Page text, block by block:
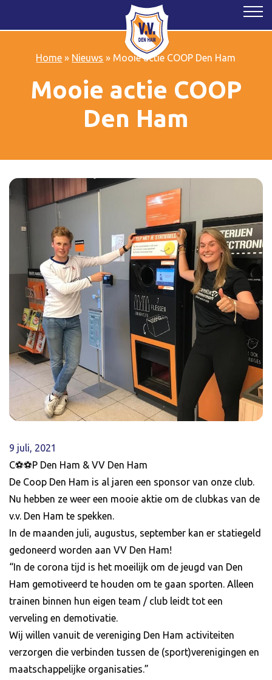
Home » Nieuws » Mooie actie COOP Den Ham
Mooie actie COOP
Den Ham
9 juli, 2021
C⚽️⚽️P Den Ham & VV Den Ham
De Coop Den Ham is al jaren een sponsor van onze club.
Nu hebben ze weer een mooie aktie om de clubkas van de
v.v. Den Ham te spekken.
In de maanden juli, augustus, september kan er statiegeld
gedoneerd worden aan VV Den Ham!
“In de corona tijd is het moeilijk om de jeugd van Den
Ham gemotiveerd te houden om te gaan sporten. Alleen
trainen binnen hun eigen team / club leidt tot een
verveling en demotivatie.
Wij willen vanuit de vereniging Den Ham activiteiten
verzorgen die verbinden tussen de (sport)verenigingen en
maatschappelijke organisaties.”